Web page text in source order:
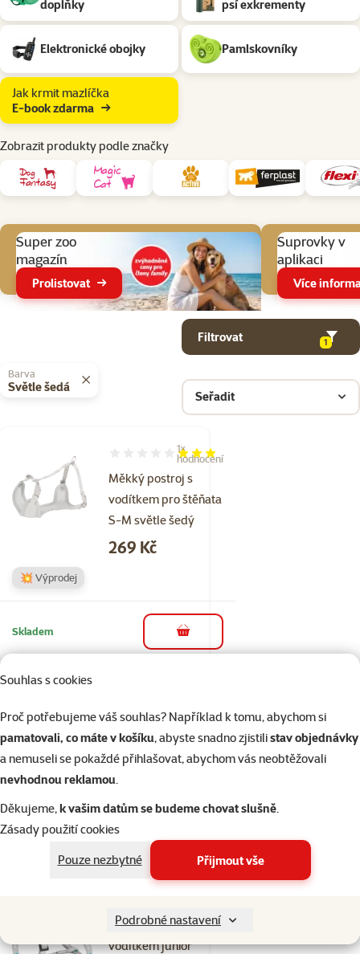
Souhlas s cookies
Proč potřebujeme váš souhlas? Například k tomu, abychom si
pamatovali, co máte v košíku, abyste snadno zjistilistav objednávky
a nemuseli se pokaždé přihlašovat, abychom vás neobtěžovali
nevhodnou reklamou.
Děkujeme,k vašim datům se budeme chovat slušně.
Zásady použití cookies
Pouze nezbytné
Přijmout vše
Podrobné nastavení
doplňky
psí exkrementy
Elektronické obojky Pamlskovníky
Jak krmit mazlíčka
E-book zdarma
Zobrazit produkty podle značky
Super zoo
magazín
Prolistovat
Suprovky v
aplikaci
Více
Filtrovat
1
Barva
Světle šedá
Seřadit
Produkty v kategorii Pomůcky pro venčení psa
Měkký postroj s
vodítkem pro štěňata
S-M světle šedý
Hodnocení 60%, počet hodnocení: 1
1×
hodnocení
Cena
269 Kč
💥 Výprodej
Skladem do košíku
Přepravní box
na kolečkách
76cm šedý
Cena
2 399 Kč
Skladem
Doprava
Postroj H s
vodítkem junior